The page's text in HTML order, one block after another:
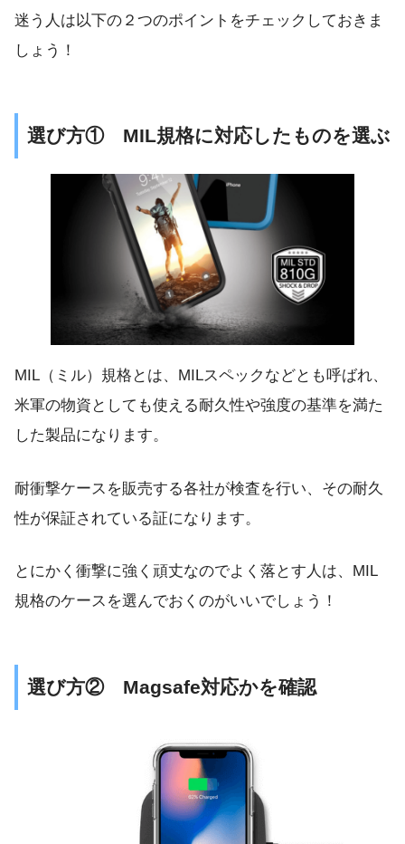
迷う人は以下の２つのポイントをチェックしておきま
しょう！
選び方① MIL規格に対応したものを選ぶ
MIL（ミル）規格とは、MILスペックなどとも呼ばれ、
米軍の物資としても使える耐久性や強度の基準を満た
した製品になります。
耐衝撃ケースを販売する各社が検査を行い、その耐久
性が保証されている証になります。
とにかく衝撃に強く頑丈なのでよく落とす人は、MIL
規格のケースを選んでおくのがいいでしょう！
選び方② Magsafe対応かを確認